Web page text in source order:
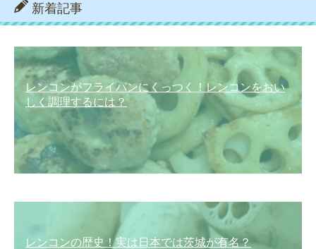
新着記事
レンコンがフライパンにくっつく！レンコンをおい
しく調理するには？
レンコンの歴史！実は日本では茨城が有名？